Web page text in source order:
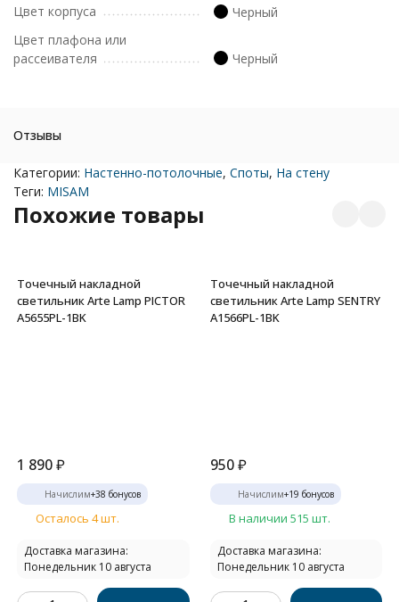
Цвет корпуса
Черный
Цвет плафона или
рассеивателя
Черный
Отзывы
Категории: Настенно-потолочные, Споты, На стену
Теги: MISAM
Похожие товары
Точечный накладной
светильник Arte Lamp PICTOR
A5655PL-1BK
1 890₽
Начислим+38 бонусов
Осталось 4 шт.
Доставка магазина:
Понедельник 10 августа
Точечный накладной
светильник Arte Lamp SENTRY
A1566PL-1BK
950 ₽
Начислим+19 бонусов
В наличии 515 шт.
Доставка магазина:
Понедельник 10 августа